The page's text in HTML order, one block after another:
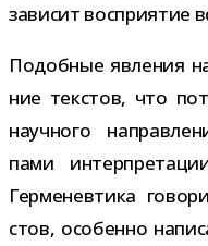
зави­сит вос­при­я­тие
Подобные явле­ния
ние тек­стов, что
науч­ного
пами
Герменевтика
стов, осо­бенно